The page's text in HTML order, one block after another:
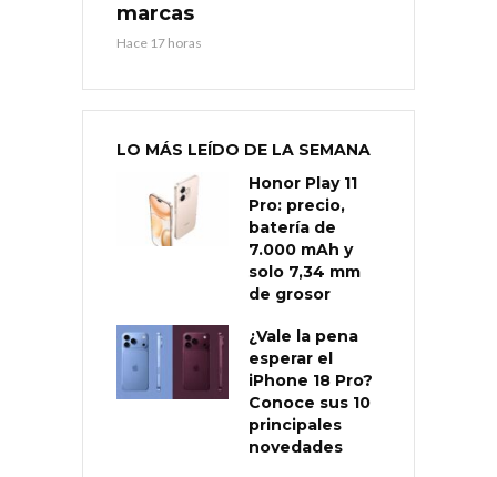
marcas
Hace 17 horas
LO MÁS LEÍDO DE LA SEMANA
Honor Play 11
Pro: precio,
batería de
7.000 mAh y
solo 7,34 mm
de grosor
¿Vale la pena
esperar el
iPhone 18 Pro?
Conoce sus 10
principales
novedades